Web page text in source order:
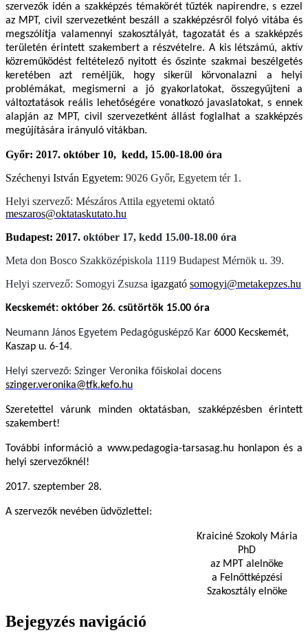
szervezők idén a szakképzés témakörét tűzték napirendre, s ezzel
az MPT, civil szervezetként beszáll a szakképzésről folyó vitába és
megszólítja valamennyi szakosztályát, tagozatát és a szakképzés
területén érintett szakembert a részvételre. A kis létszámú, aktív
közreműködést feltételező nyitott és őszinte szakmai beszélgetés
keretében azt reméljük, hogy sikerül körvonalazni a helyi
problémákat, megismerni a jó gyakorlatokat, összegyűjteni a
változtatások reális lehetőségére vonatkozó javaslatokat, s ennek
alapján az MPT, civil szervezetként állást foglalhat a szakképzés
megújítására irányuló vitákban.
Győr: 2017. október 10, kedd, 15.00-18.00 óra
Széchenyi István Egyetem: 9026 Győr, Egyetem tér 1.
Helyi szervező: Mészáros Attila egyetemi oktató
meszaros@oktataskutato.hu
Budapest: 2017. október 17, kedd 15.00-18.00 óra
Meta don Bosco Szakközépiskola 1119 Budapest Mérnök u. 39.
Helyi szervező: Somogyi Zsuzsa igazgató somogyi@metakepzes.hu
Kecskemét: október 26. csütörtök 15.00 óra
Neumann János Egyetem Pedagógusképző Kar 6000 Kecskemét,
Kaszap u. 6-14.
Helyi szervező: Szinger Veronika főiskolai docens
szinger.veronika@tfk.kefo.hu
Szeretettel várunk minden oktatásban, szakképzésben érintett
szakembert!
További információ a www.pedagogia-tarsasag.hu honlapon és a
helyi szervezőknél!
2017. szeptember 28.
A szervezők nevében üdvözlettel:
Kraiciné Szokoly Mária
PhD
az MPT alelnöke
a Felnőttképzési
Szakosztály elnöke
Bejegyzés navigáció